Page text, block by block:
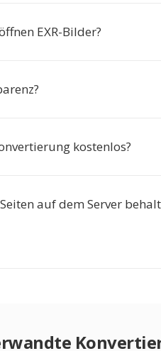
EXR-Bilder?
kostenlos?
auf dem Server